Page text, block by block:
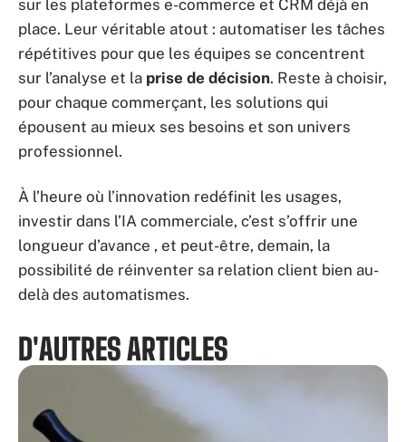
sur les plateformes e-commerce et CRM déjà en
place. Leur véritable atout : automatiser les tâches
répétitives pour que les équipes se concentrent
sur l’analyse et la prise de décision. Reste à choisir,
pour chaque commerçant, les solutions qui
épousent au mieux ses besoins et son univers
professionnel.
À l’heure où l’innovation redéfinit les usages,
investir dans l’IA commerciale, c’est s’offrir une
longueur d’avance , et peut-être, demain, la
possibilité de réinventer sa relation client bien au-
delà des automatismes.
D'AUTRES ARTICLES